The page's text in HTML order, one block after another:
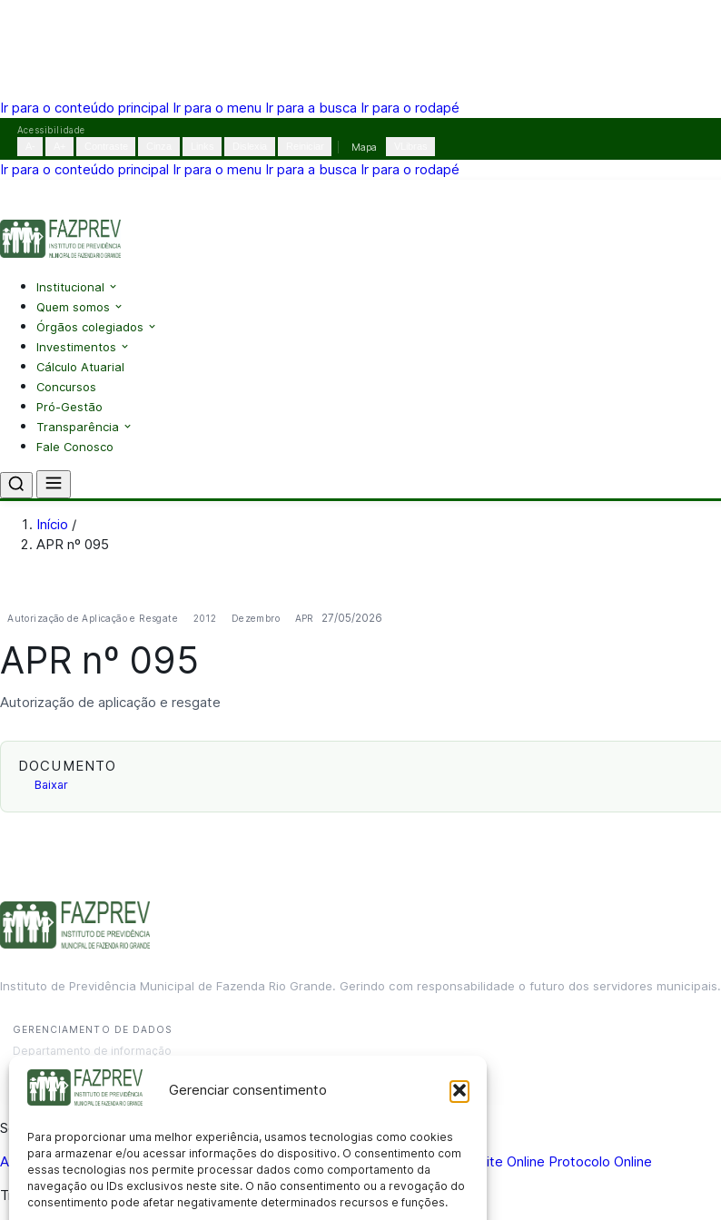
Gerenciar consentimento
Para proporcionar uma melhor experiência, usamos tecnologias como cookies
para armazenar e/ou acessar informações do dispositivo. O consentimento com
essas tecnologias nos permite processar dados como comportamento da
navegação ou IDs exclusivos neste site. O não consentimento ou a revogação do
consentimento pode afetar negativamente determinados recursos e funções.
Ir para o conteúdo principal Ir para o menu Ir para a busca Ir para o rodapé
Pular
o
Acessibilidade
Mapa
Ir para o conteúdo principal Ir para o menu Ir para a busca Ir para o rodapé
Institucional
Quem somos
Órgãos colegiados
Investimentos
Cálculo Atuarial
Concursos
Pró-Gestão
Transparência
Fale Conosco
Início /
APR nº 095
Autorização de Aplicação e Resgate 2012 Dezembro APR 27/05/2026
APR nº 095
Autorização de aplicação e resgate
DOCUMENTO
Baixar
Instituto de Previdência Municipal de Fazenda Rio Grande. Gerindo com responsabilidade o futuro dos servidores municipais.
GERENCIAMENTO DE DADOS
Departamento de informação
contato@fazprev.pr.gov.br
(41) 3995-2146
Serviços
Aposentadoria Pensão por Morte Benefício por Invalidez Auxílio Doença Holerite Online Protocolo Online
Transparência